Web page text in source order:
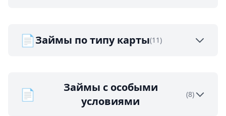
📄Займы по типу карты(11)
📄
Займы с особыми
условиями
(8)